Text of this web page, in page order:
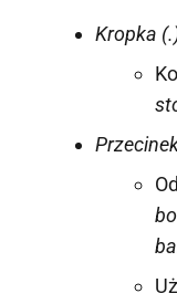
Kropka